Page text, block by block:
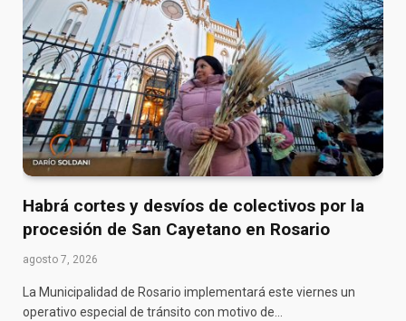
Habrá cortes y desvíos de colectivos por la
procesión de San Cayetano en Rosario
agosto 7, 2026
La Municipalidad de Rosario implementará este viernes un
operativo especial de tránsito con motivo de…